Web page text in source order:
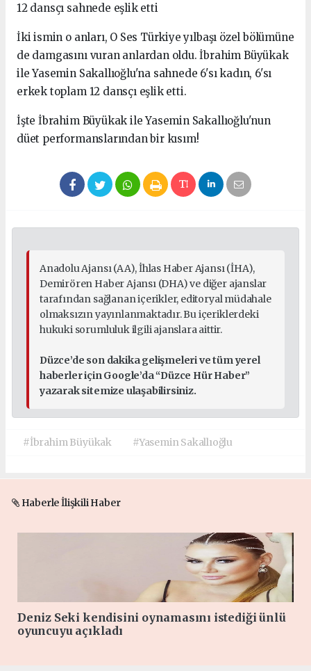
12 dansçı sahnede eşlik etti
İki ismin o anları, O Ses Türkiye yılbaşı özel bölümüne
de damgasını vuran anlardan oldu. İbrahim Büyükak
ile Yasemin Sakallıoğlu'na sahnede 6'sı kadın, 6'sı
erkek toplam 12 dansçı eşlik etti.
İşte İbrahim Büyükak ile Yasemin Sakallıoğlu'nun
düet performanslarından bir kısım!
Anadolu Ajansı (AA), İhlas Haber Ajansı (İHA),
Demirören Haber Ajansı (DHA) ve diğer ajanslar
tarafından sağlanan içerikler, editoryal müdahale
olmaksızın yayınlanmaktadır. Bu içeriklerdeki
hukuki sorumluluk ilgili ajanslara aittir.
Düzce’de son dakika gelişmeleri ve tüm yerel
haberler için Google’da “Düzce Hür Haber”
yazarak sitemize ulaşabilirsiniz.
#İbrahim Büyükak #Yasemin Sakallıoğlu
Haberle İlişkili Haber
Deniz Seki kendisini oynamasını istediği ünlü
oyuncuyu açıkladı